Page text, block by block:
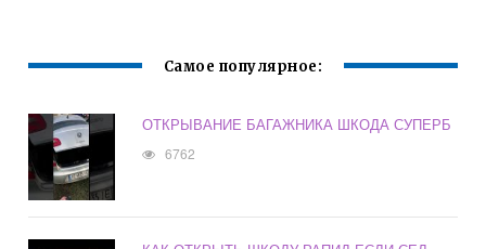
Самое популярное:
ОТКРЫВАНИЕ БАГАЖНИКА ШКОДА СУПЕРБ
6762